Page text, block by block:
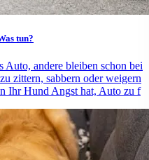
tun?
Auto, andere bleiben schon bei
zittern, sabbern oder weigern
Ihr Hund Angst hat, Auto zu f